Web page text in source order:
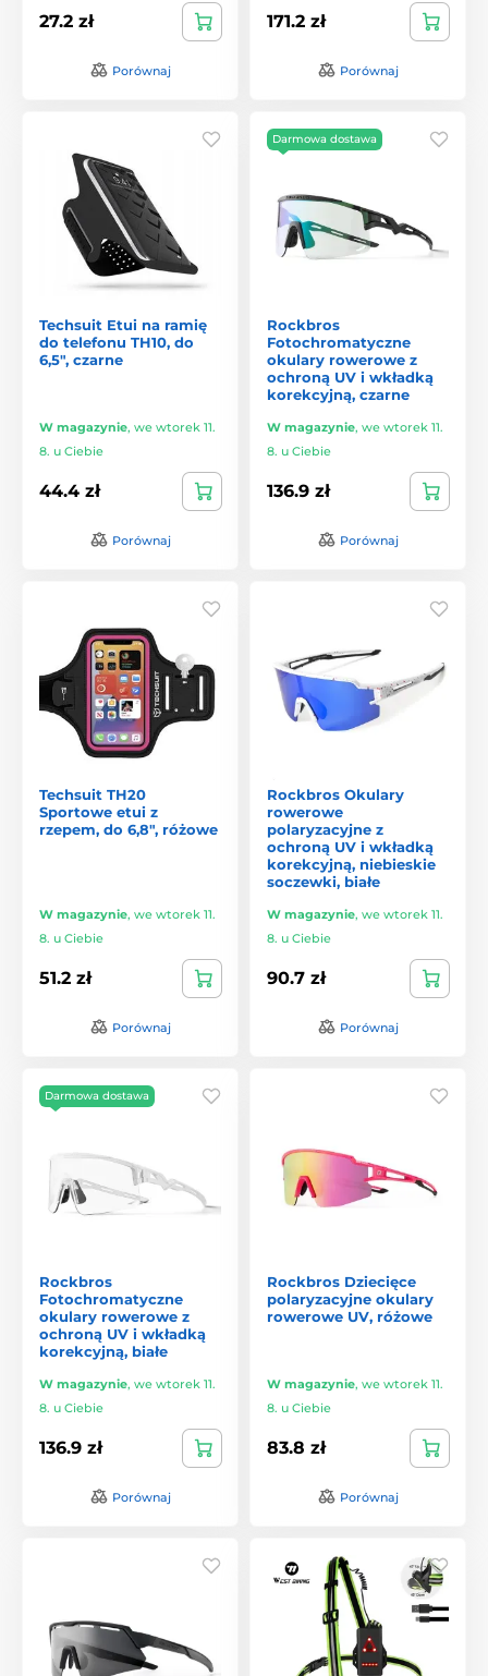
27.2 zł
Porównaj
171.2 zł
Porównaj
Techsuit Etui na ramię
do telefonu TH10, do
6,5", czarne
W magazynie, we wtorek 11.
8. u Ciebie
44.4 zł
Porównaj
Darmowa dostawa
Rockbros
Fotochromatyczne
okulary rowerowe z
ochroną UV i wkładką
korekcyjną, czarne
W magazynie, we wtorek 11.
8. u Ciebie
136.9 zł
Porównaj
Techsuit TH20
Sportowe etui z
rzepem, do 6,8", różowe
W magazynie, we wtorek 11.
8. u Ciebie
51.2 zł
Porównaj
Rockbros Okulary
rowerowe
polaryzacyjne z
ochroną UV i wkładką
korekcyjną, niebieskie
soczewki, białe
W magazynie, we wtorek 11.
8. u Ciebie
90.7 zł
Porównaj
Darmowa dostawa
Rockbros
Fotochromatyczne
okulary rowerowe z
ochroną UV i wkładką
korekcyjną, białe
W magazynie, we wtorek 11.
8. u Ciebie
136.9 zł
Porównaj
Rockbros Dziecięce
polaryzacyjne okulary
rowerowe UV, różowe
W magazynie, we wtorek 11.
8. u Ciebie
83.8 zł
Porównaj